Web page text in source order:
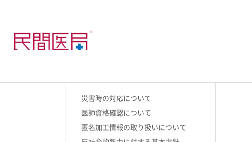
災害時の対応について
医師資格確認について
匿名加工情報の取り扱いについて